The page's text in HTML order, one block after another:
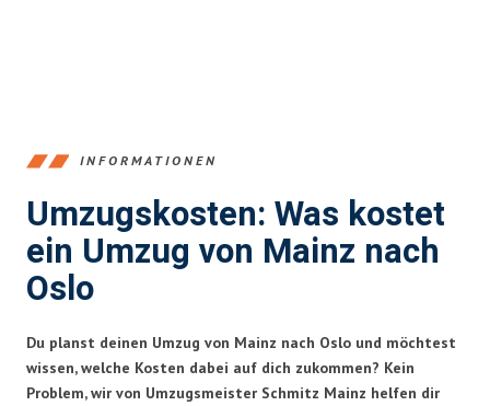
INFORMATIONEN
Umzugskosten: Was kostet
ein Umzug von Mainz nach
Oslo
Du planst deinen Umzug von Mainz nach Oslo und möchtest
wissen, welche Kosten dabei auf dich zukommen? Kein
Problem, wir von Umzugsmeister Schmitz Mainz helfen dir